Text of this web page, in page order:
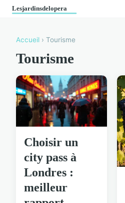
Accueil › Tourisme
Tourisme
Choisir un
city pass à
Londres :
meilleur